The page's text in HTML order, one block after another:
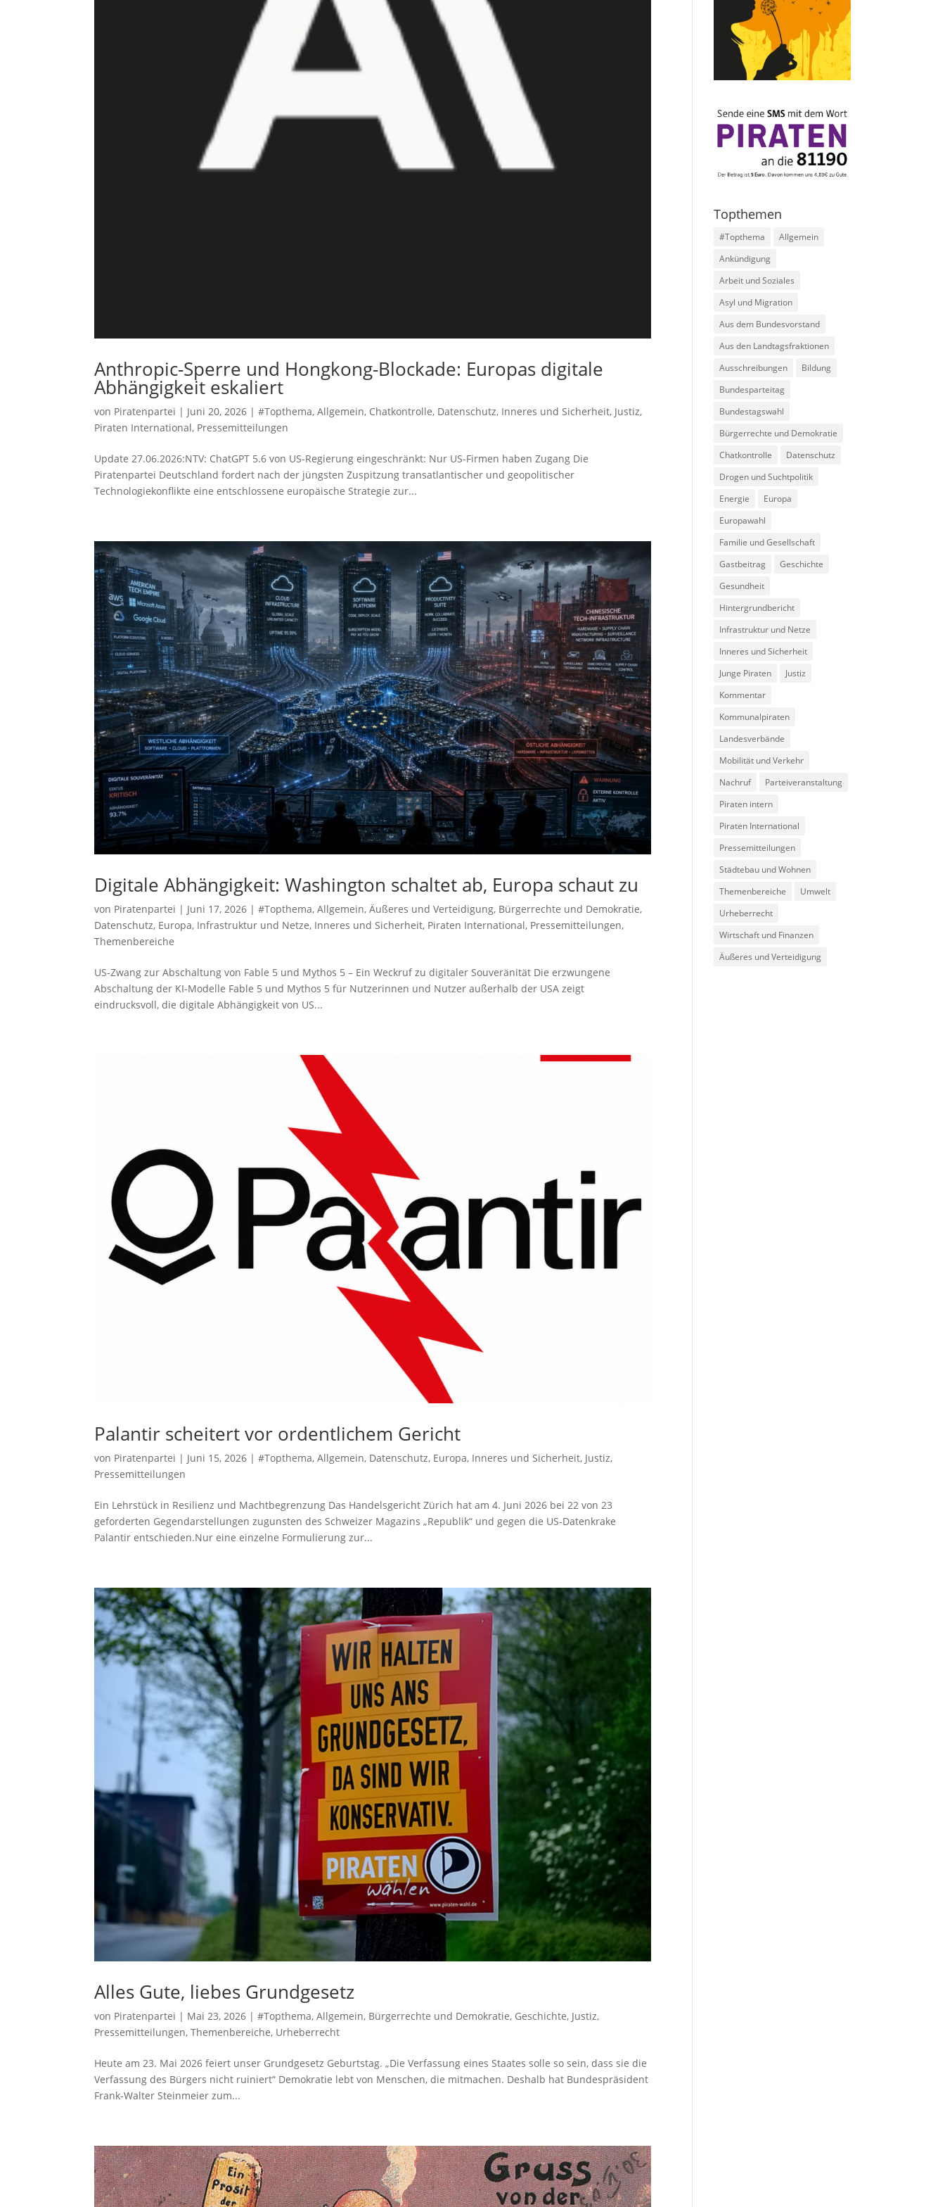
Anthropic-Sperre und Hongkong-Blockade: Europas digitale
Abhängigkeit eskaliert
von Piratenpartei | Juni 20, 2026 |#Topthema,Allgemein, Chatkontrolle, Datenschutz, Inneres und Sicherheit, Justiz,
Piraten International, Pressemitteilungen
Update 27.06.2026:NTV: ChatGPT 5.6 von US-Regierung eingeschränkt: Nur US-Firmen haben Zugang Die
Piratenpartei Deutschland fordert nach der jüngsten Zuspitzung transatlantischer und geopolitischer
Technologiekonflikte eine entschlossene europäische Strategie zur...
Digitale Abhängigkeit: Washington schaltet ab, Europa schaut zu
von Piratenpartei | Juni 17, 2026 |#Topthema,Allgemein,Äußeres und Verteidigung, Bürgerrechte und Demokratie,
Datenschutz, Europa, Infrastruktur und Netze, Inneres und Sicherheit, Piraten International, Pressemitteilungen,
Themenbereiche
US-Zwang zur Abschaltung von Fable 5 und Mythos 5 – Ein Weckruf zu digitaler Souveränität Die erzwungene
Abschaltung der KI-Modelle Fable 5 und Mythos 5 für Nutzerinnen und Nutzer außerhalb der USA zeigt
eindrucksvoll, die digitale Abhängigkeit von US...
Palantir scheitert vor ordentlichem Gericht
von Piratenpartei | Juni 15, 2026 |#Topthema,Allgemein, Datenschutz, Europa, Inneres und Sicherheit, Justiz,
Pressemitteilungen
Ein Lehrstück in Resilienz und Machtbegrenzung Das Handelsgericht Zürich hat am 4. Juni 2026 bei 22 von 23
geforderten Gegendarstellungen zugunsten des Schweizer Magazins „Republik“ und gegen die US-Datenkrake
Palantir entschieden.Nur eine einzelne Formulierung zur...
Alles Gute, liebes Grundgesetz
von Piratenpartei | Mai 23, 2026 |#Topthema,Allgemein, Bürgerrechte und Demokratie, Geschichte, Justiz,
Pressemitteilungen,Themenbereiche, Urheberrecht
Heute am 23. Mai 2026 feiert unser Grundgesetz Geburtstag. „Die Verfassung eines Staates solle so sein, dass sie die
Verfassung des Bürgers nicht ruiniert“ Demokratie lebt von Menschen, die mitmachen. Deshalb hat Bundespräsident
Frank-Walter Steinmeier zum...
Topthemen
#Topthema
Allgemein
Ankündigung
Arbeit und Soziales
Asyl und Migration
Aus dem Bundesvorstand
Aus den Landtagsfraktionen
Ausschreibungen
Bildung
Bundesparteitag
Bundestagswahl
Bürgerrechte und Demokratie
Chatkontrolle
Datenschutz
Drogen und Suchtpolitik
Energie
Europa
Europawahl
Familie und Gesellschaft
Gastbeitrag
Geschichte
Gesundheit
Hintergrundbericht
Infrastruktur und Netze
Inneres und Sicherheit
Junge Piraten
Justiz
Kommentar
Kommunalpiraten
Landesverbände
Mobilität und Verkehr
Nachruf
Parteiveranstaltung
Piraten intern
Piraten International
Pressemitteilungen
Städtebau und Wohnen
Themenbereiche
Umwelt
Urheberrecht
Wirtschaft und Finanzen
Äußeres und Verteidigung